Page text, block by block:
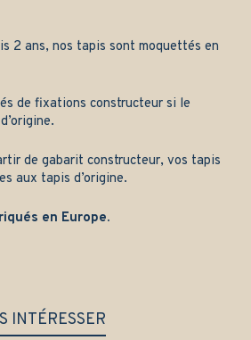
2 ans, nos tapis sont moquettés en
de fixations constructeur si le
de gabarit constructeur, vos tapis
aux tapis d’origine.
en Europe.
INTÉRESSER